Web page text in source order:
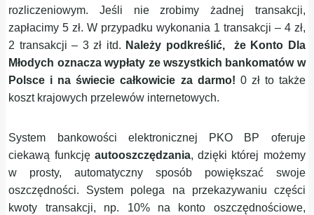
rozliczeniowym. Jeśli nie zrobimy żadnej transakcji,
zapłacimy 5 zł. W przypadku wykonania 1 transakcji – 4 zł,
2 transakcji – 3 zł itd. Należy podkreślić, że Konto Dla
Młodych oznacza wypłaty ze wszystkich bankomatów w
Polsce i na świecie całkowicie za darmo! 0 zł to także
koszt krajowych przelewów internetowych.
System bankowości elektronicznej PKO BP oferuje
ciekawą funkcję autooszczędzania, dzięki której możemy
w prosty, automatyczny sposób powiększać swoje
oszczędności. System polega na przekazywaniu części
kwoty transakcji, np. 10% na konto oszczędnościowe,